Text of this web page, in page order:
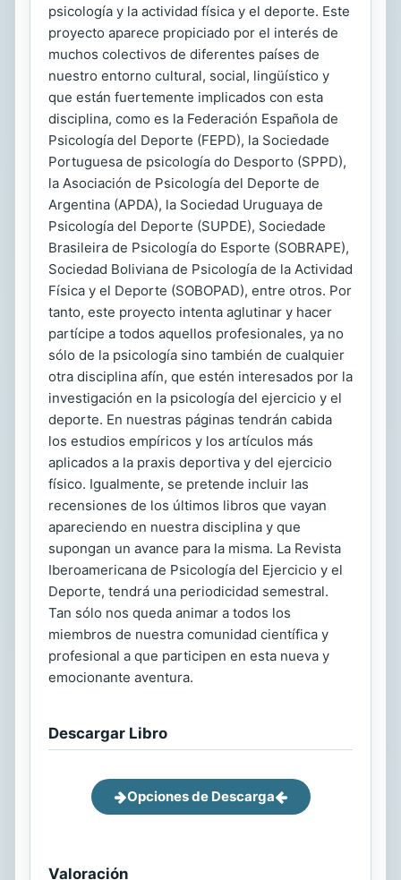
psicología y la actividad física y el deporte. Este
proyecto aparece propiciado por el interés de
muchos colectivos de diferentes países de
nuestro entorno cultural, social, lingüístico y
que están fuertemente implicados con esta
disciplina, como es la Federación Española de
Psicología del Deporte (FEPD), la Sociedade
Portuguesa de psicología do Desporto (SPPD),
la Asociación de Psicología del Deporte de
Argentina (APDA), la Sociedad Uruguaya de
Psicología del Deporte (SUPDE), Sociedade
Brasileira de Psicología do Esporte (SOBRAPE),
Sociedad Boliviana de Psicología de la Actividad
Física y el Deporte (SOBOPAD), entre otros. Por
tanto, este proyecto intenta aglutinar y hacer
partícipe a todos aquellos profesionales, ya no
sólo de la psicología sino también de cualquier
otra disciplina afín, que estén interesados por la
investigación en la psicología del ejercicio y el
deporte. En nuestras páginas tendrán cabida
los estudios empíricos y los artículos más
aplicados a la praxis deportiva y del ejercicio
físico. Igualmente, se pretende incluir las
recensiones de los últimos libros que vayan
apareciendo en nuestra disciplina y que
supongan un avance para la misma. La Revista
Iberoamericana de Psicología del Ejercicio y el
Deporte, tendrá una periodicidad semestral.
Tan sólo nos queda animar a todos los
miembros de nuestra comunidad científica y
profesional a que participen en esta nueva y
emocionante aventura.
Descargar Libro
Opciones de Descarga
Valoración